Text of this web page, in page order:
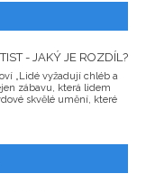
- JAKÝ JE ROZDÍL?
„Lidé vyžadují chléb a
zábavu, která lidem
skvělé umění, které